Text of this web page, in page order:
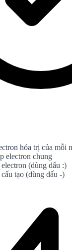
hóa trị của mỗi
electron chung
(dùng dấu :)
tạo (dùng dấu -)